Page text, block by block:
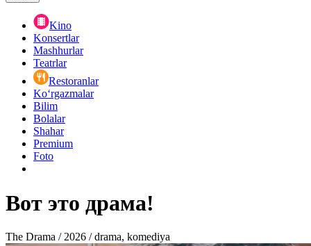
Kino
Konsertlar
Mashhurlar
Teatrlar
Restoranlar
Ko‘rgazmalar
Bilim
Bolalar
Shahar
Premium
Foto
Вот это драма!
The Drama / 2026 / drama, komediya